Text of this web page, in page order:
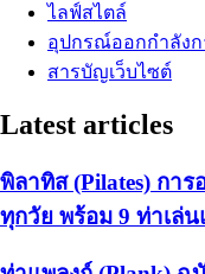
ไลฟ์สไตล์
อุปกรณ์ออกกำลังก
สารบัญเว็บไซต์
Latest articles
พิลาทิส (Pilates) กา
ทุกวัย พร้อม 9 ท่าเล่